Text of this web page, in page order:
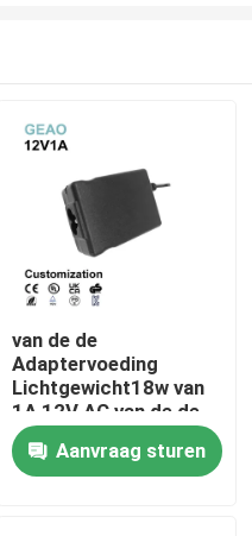
van de de
Adaptervoeding
Lichtgewicht18w van
1A 12V AC van de de
Machtsadapter de
Desktopfcc
Aanvraag sturen